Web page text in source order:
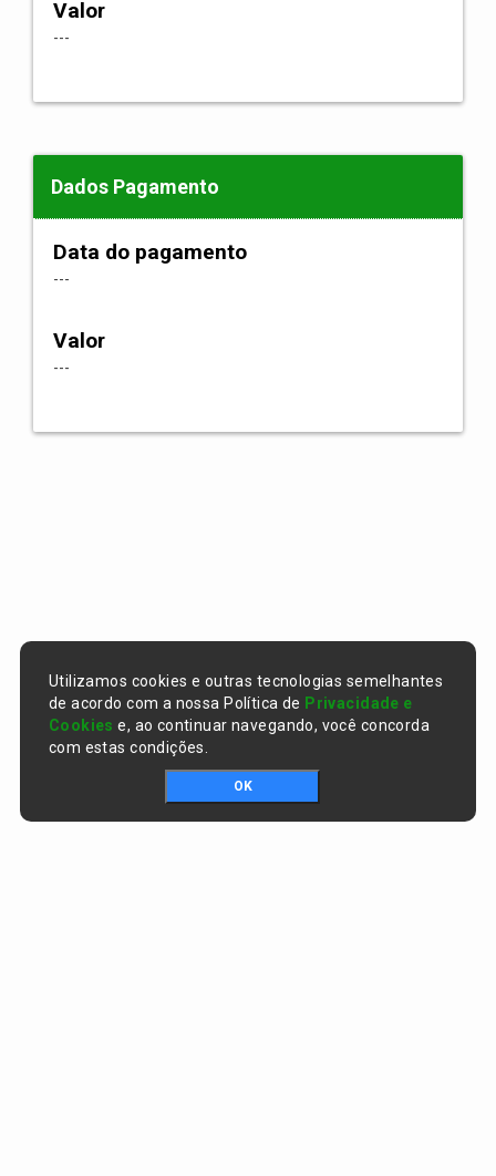
Valor
---
Dados Pagamento
Data do pagamento
---
Valor
---
Utilizamos cookies e outras tecnologias semelhantes
de acordo com a nossa Política de Privacidade e
Cookies e, ao continuar navegando, você concorda
com estas condições.
OK